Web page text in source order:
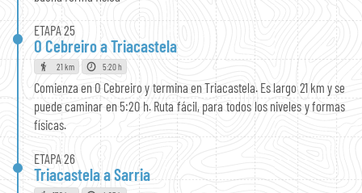
ETAPA 25
O Cebreiro a Triacastela
21 km 5:20 h
Comienza en O Cebreiro y termina en Triacastela. Es largo 21 km y se
puede caminar en 5:20 h. Ruta fácil, para todos los niveles y formas
físicas.
ETAPA 26
Triacastela a Sarria